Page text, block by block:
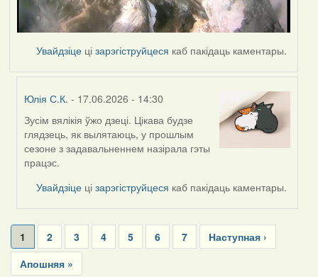
Увайдзіце цізарэгіструйцеся каб пакідаць каментары.
Юлія С.К. - 17.06.2026 - 14:30
In
reply
to
by
Harrier
Зусім вялікія ўжо дзеці. Цікава будзе
глядзець, як вылятаюць, у прошлым
сезоне з задавальненнем назірала гэты
працэс.
Увайдзіце цізарэгіструйцеся каб пакідаць каментары.
Pagination
Current
page
1 Page
2 Page
3 Page
4 Page
5 Page
6 Page
7
Next
page
Наступная ›
Last
Апошняя »